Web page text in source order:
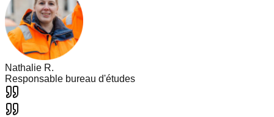
Nathalie R.
Responsable bureau d'études